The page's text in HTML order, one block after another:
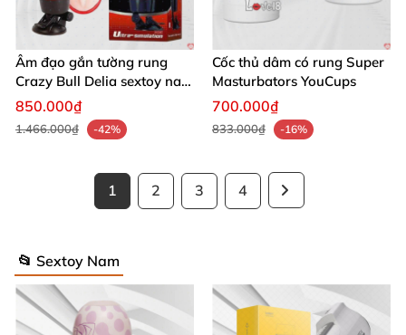
Âm đạo gắn tường rung
Crazy Bull Delia sextoy nam
giá rẻ thỏa mãn cao
850.000₫
1.466.000₫ -42%
Cốc thủ dâm có rung Super
Masturbators YouCups
700.000₫
833.000₫ -16%
1 2 3 4
📂 Sextoy Nam